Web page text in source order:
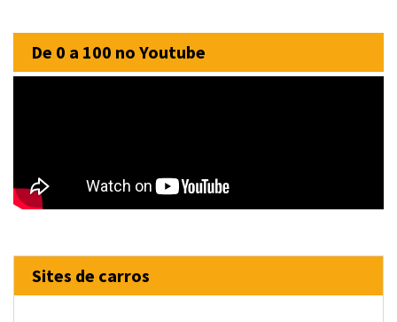
De 0 a 100 no Youtube
Sites de carros